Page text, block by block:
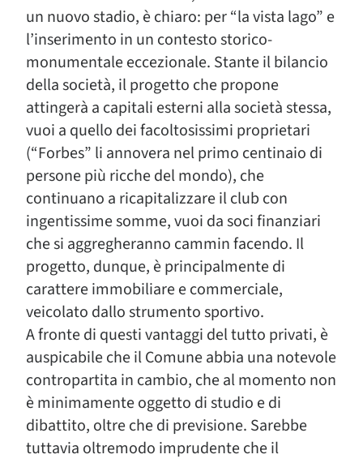
un nuovo stadio, è chiaro: per “la vista lago” e
l’inserimento in un contesto storico-
monumentale eccezionale. Stante il bilancio
della società, il progetto che propone
attingerà a capitali esterni alla società stessa,
vuoi a quello dei facoltosissimi proprietari
(“Forbes” li annovera nel primo centinaio di
persone più ricche del mondo), che
continuano a ricapitalizzare il club con
ingentissime somme, vuoi da soci finanziari
che si aggregheranno cammin facendo. Il
progetto, dunque, è principalmente di
carattere immobiliare e commerciale,
veicolato dallo strumento sportivo.
A fronte di questi vantaggi del tutto privati, è
auspicabile che il Comune abbia una notevole
contropartita in cambio, che al momento non
è minimamente oggetto di studio e di
dibattito, oltre che di previsione. Sarebbe
tuttavia oltremodo imprudente che il